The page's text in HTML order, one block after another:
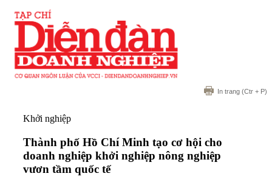
In trang (Ctr + P)
Khởi nghiệp
Thành phố Hồ Chí Minh tạo cơ hội cho
doanh nghiệp khởi nghiệp nông nghiệp
vươn tầm quốc tế